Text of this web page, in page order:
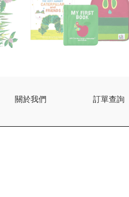
關於我們 訂單查詢